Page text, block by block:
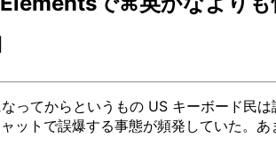
ってからというもの US キーボード民
ットで誤爆する事態が頻発していた